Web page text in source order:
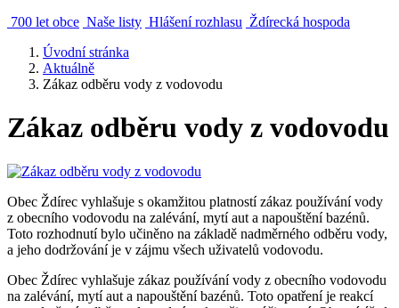
700 let obce Naše listy Hlášení rozhlasu Ždírecká hospoda
Úvodní stránka
Aktuálně
Zákaz odběru vody z vodovodu
Zákaz odběru vody z vodovodu
Obec Ždírec vyhlašuje s okamžitou platností zákaz používání vody
z obecního vodovodu na zalévání, mytí aut a napouštění bazénů.
Toto rozhodnutí bylo učiněno na základě nadměrného odběru vody,
a jeho dodržování je v zájmu všech uživatelů vodovodu.
Obec Ždírec vyhlašuje zákaz používání vody z obecního vodovodu
na zalévání, mytí aut a napouštění bazénů. Toto opatření je reakcí